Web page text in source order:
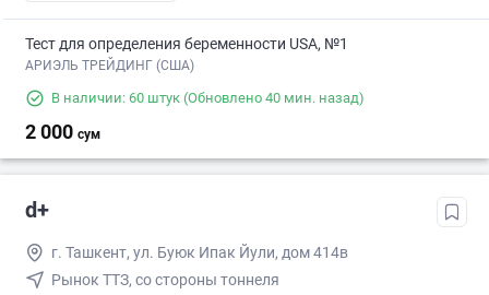
Тест для определения беременности USA, №1
АРИЭЛЬ ТРЕЙДИНГ (США)
В наличии: 60 штук (Обновлено 40 мин. назад)
2 000 сум
d+
г. Ташкент, ул. Буюк Ипак Йули, дом 414в
Рынок ТТЗ, со стороны тоннеля